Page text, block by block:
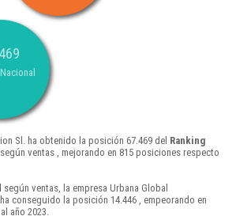
Sl. ha obtenido la posición 67.469 del Ranking
según ventas , mejorando en 815 posiciones respecto
según ventas, la empresa Urbana Global
conseguido la posición 14.446 , empeorando en
año 2023.